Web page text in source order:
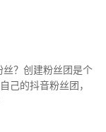
？创建粉丝团是个
己的抖音粉丝团，